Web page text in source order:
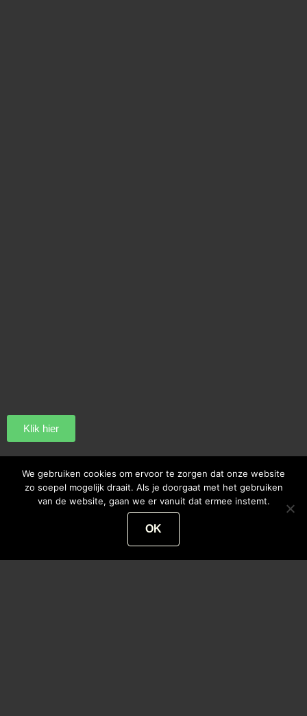
Klik hier
We gebruiken cookies om ervoor te zorgen dat onze website
zo soepel mogelijk draait. Als je doorgaat met het gebruiken
van de website, gaan we er vanuit dat ermee instemt.
OK